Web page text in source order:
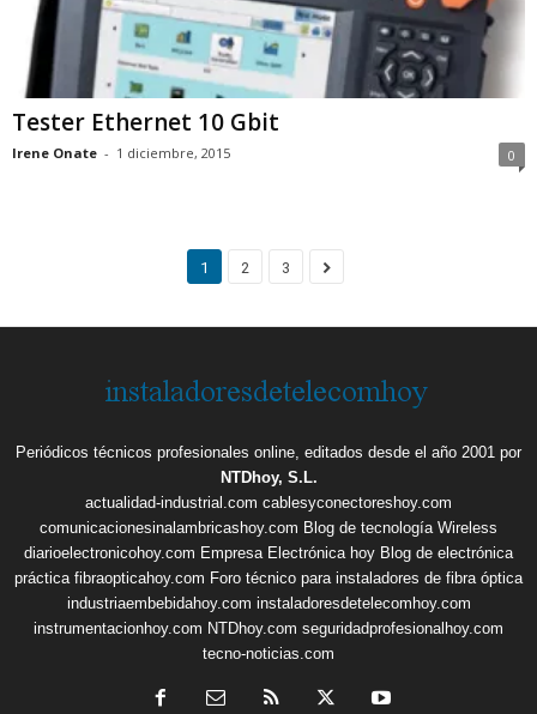
Tester Ethernet 10 Gbit
Irene Onate - 1 diciembre, 2015 0
1 2 3
Periódicos técnicos profesionales online, editados desde el año 2001 por
NTDhoy, S.L.
actualidad-industrial.com cablesyconectoreshoy.com
comunicacionesinalambricashoy.com Blog de tecnología Wireless
diarioelectronicohoy.com Empresa Electrónica hoy Blog de electrónica
práctica fibraopticahoy.com Foro técnico para instaladores de fibra óptica
industriaembebidahoy.com instaladoresdetelecomhoy.com
instrumentacionhoy.com NTDhoy.com seguridadprofesionalhoy.com
tecno-noticias.com